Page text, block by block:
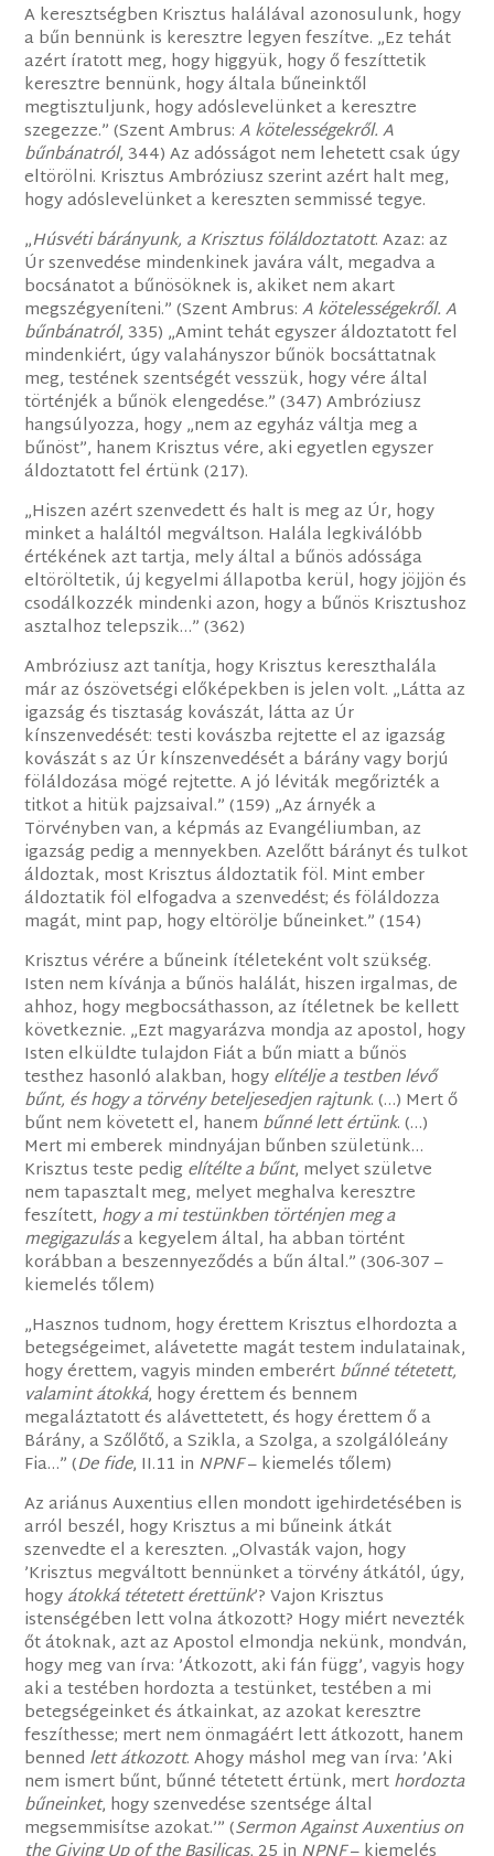
A keresztségben Krisztus halálával azonosulunk, hogy
a bűn bennünk is keresztre legyen feszítve. „Ez tehát
azért íratott meg, hogy higgyük, hogy ő feszíttetik
keresztre bennünk, hogy általa bűneinktől
megtisztuljunk, hogy adóslevelünket a keresztre
szegezze.” (Szent Ambrus:A kötelességekről. A
bűnbánatról, 344) Az adósságot nem lehetett csak úgy
eltörölni. Krisztus Ambróziusz szerint azért halt meg,
hogy adóslevelünket a kereszten semmissé tegye.
„Húsvéti bárányunk, a Krisztus föláldoztatott. Azaz: az
Úr szenvedése mindenkinek javára vált, megadva a
bocsánatot a bűnösöknek is, akiket nem akart
megszégyeníteni.” (Szent Ambrus:A kötelességekről. A
bűnbánatról, 335) „Amint tehát egyszer áldoztatott fel
mindenkiért, úgy valahányszor bűnök bocsáttatnak
meg, testének szentségét vesszük, hogy vére által
történjék a bűnök elengedése.” (347) Ambróziusz
hangsúlyozza, hogy „nem az egyház váltja meg a
bűnöst”, hanem Krisztus vére, aki egyetlen egyszer
áldoztatott fel értünk (217).
„Hiszen azért szenvedett és halt is meg az Úr, hogy
minket a haláltól megváltson. Halála legkiválóbb
értékének azt tartja, mely által a bűnös adóssága
eltöröltetik, új kegyelmi állapotba kerül, hogy jöjjön és
csodálkozzék mindenki azon, hogy a bűnös Krisztushoz
asztalhoz telepszik…” (362)
Ambróziusz azt tanítja, hogy Krisztus kereszthalála
már az ószövetségi előképekben is jelen volt. „Látta az
igazság és tisztaság kovászát, látta az Úr
kínszenvedését: testi kovászba rejtette el az igazság
kovászát s az Úr kínszenvedését a bárány vagy borjú
föláldozása mögé rejtette. A jó léviták megőrizték a
titkot a hitük pajzsaival.” (159) „Az árnyék a
Törvényben van, a képmás az Evangéliumban, az
igazság pedig a mennyekben. Azelőtt bárányt és tulkot
áldoztak, most Krisztus áldoztatik föl. Mint ember
áldoztatik föl elfogadva a szenvedést; és föláldozza
magát, mint pap, hogy eltörölje bűneinket.” (154)
Krisztus vérére a bűneink ítéleteként volt szükség.
Isten nem kívánja a bűnös halálát, hiszen irgalmas, de
ahhoz, hogy megbocsáthasson, az ítéletnek be kellett
következnie. „Ezt magyarázva mondja az apostol, hogy
Isten elküldte tulajdon Fiát a bűn miatt a bűnös
testhez hasonló alakban, hogyelítélje a testben lévő
bűnt, és hogy a törvény beteljesedjen rajtunk. (…) Mert ő
bűnt nem követett el, hanem bűnné lett értünk. (…)
Mert mi emberek mindnyájan bűnben születünk…
Krisztus teste pedigelítélte a bűnt, melyet születve
nem tapasztalt meg, melyet meghalva keresztre
feszített, hogy a mi testünkben történjen meg a
megigazulása kegyelem által, ha abban történt
korábban a beszennyeződés a bűn által.” (306-307 –
kiemelés tőlem)
„Hasznos tudnom, hogy érettem Krisztus elhordozta a
betegségeimet, alávetette magát testem indulatainak,
hogy érettem, vagyis minden emberértbűnné tétetett,
valamint átokká, hogy érettem és bennem
megaláztatott és alávettetett, és hogy érettem ő a
Bárány, a Szőlőtő, a Szikla, a Szolga, a szolgálóleány
Fia…” (De fide, II.11 in NPNF– kiemelés tőlem)
Az ariánus Auxentius ellen mondott igehirdetésében is
arról beszél, hogy Krisztus a mi bűneink átkát
szenvedte el a kereszten. „Olvasták vajon, hogy
’Krisztus megváltott bennünket a törvény átkától, úgy,
hogyátokká tétetett érettünk’? Vajon Krisztus
istenségében lett volna átkozott? Hogy miért nevezték
őt átoknak, azt az Apostol elmondja nekünk, mondván,
hogy meg van írva: ’Átkozott, aki fán függ’, vagyis hogy
aki a testében hordozta a testünket, testében a mi
betegségeinket és átkainkat, az azokat keresztre
feszíthesse; mert nem önmagáért lett átkozott, hanem
benned lett átkozott. Ahogy máshol meg van írva: ’Aki
nem ismert bűnt, bűnné tétetett értünk, merthordozta
bűneinket, hogy szenvedése szentsége által
megsemmisítse azokat.’” (Sermon Against Auxentius on